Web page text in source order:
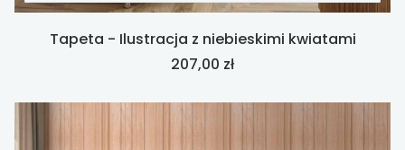
Tapeta - Ilustracja z niebieskimi kwiatami
Cena
207,00 zł